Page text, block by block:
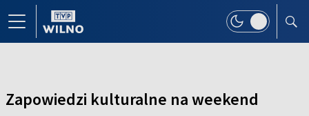
Zapowiedzi kulturalne na weekend